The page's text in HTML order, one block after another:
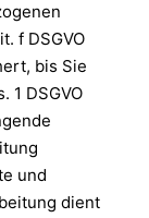
f DSGVO
bis Sie
1 DSGVO
und
dient